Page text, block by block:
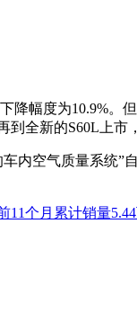
降幅度为10.9%
全新的S60L上
内空气质量系统”
11个月累计销量